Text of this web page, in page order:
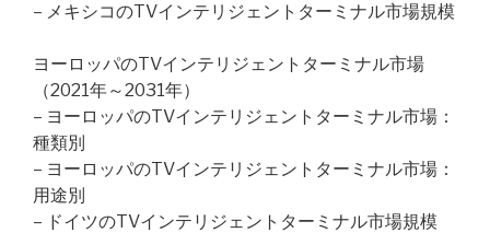
– メキシコのTVインテリジェントターミナル市場規模
ヨーロッパのTVインテリジェントターミナル市場
（2021年～2031年）
– ヨーロッパのTVインテリジェントターミナル市場：
種類別
– ヨーロッパのTVインテリジェントターミナル市場：
用途別
– ドイツのTVインテリジェントターミナル市場規模